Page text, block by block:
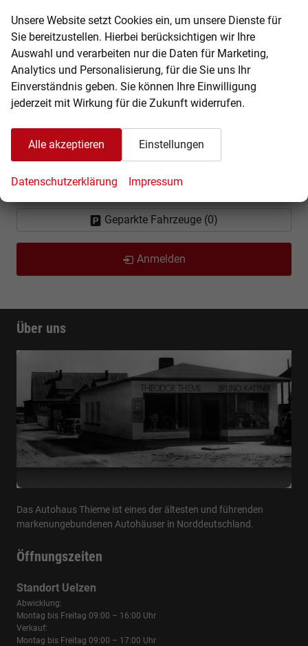
Fahrzeugnr.
KUNDENBEREICH
Wie bestelle ich?
Fragen & Antworten
Ihre Anfahrt
Geparkte Fahrzeuge (0)
Anmelden
Über uns
Das Autohaus Thieme ist eines der ältesten und führenden
markenungebundenen Autohäuser in Norddeutschland.
Öffnungszeiten
Standort Uelzen
Abwicklung:
Montag bis Freitag 09:00 – 16:00 Uhr
Verkauf:
Montag bis Freitag 09:00 – 17:00 Uhr
Unsere Website setzt Cookies ein, um unsere Dienste für
Sie bereitzustellen. Hierbei berücksichtigen wir Ihre
Auswahl und verarbeiten nur die Daten für Marketing,
Analytics und Personalisierung, für die Sie uns Ihr
Einverständnis geben. Sie können Ihre Einwilligung
jederzeit mit Wirkung für die Zukunft widerrufen.
Alle akzeptieren Einstellungen
Datenschutzerklärung Impressum